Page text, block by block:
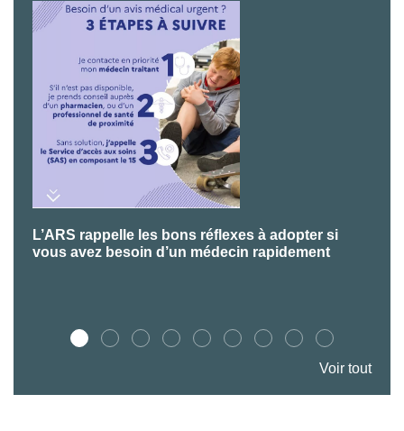
L’ARS rappelle les bons réflexes à adopter si
vous avez besoin d’un médecin rapidement
Voir tout